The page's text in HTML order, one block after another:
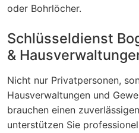
oder Bohrlöcher.
Schlüsseldienst
&
Nicht nur Privatpersonen,
Hausverwaltungen und
brauchen einen zuverlässigen
unterstützen Sie